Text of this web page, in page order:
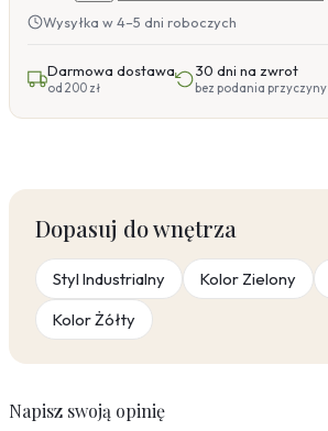
Wysyłka w 4–5 dni roboczych
Darmowa dostawa
od 200 zł
30 dni na zwrot
bez podania przyczyny
Dopasuj do wnętrza
Styl Industrialny Kolor Zielony
Kolor Żółty
Napisz swoją opinię